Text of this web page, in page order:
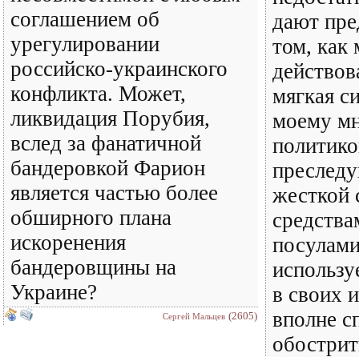
соглашением об
урегулировании
российско-украинского
конфликта. Может,
ликвидация Порубия,
вслед за фанатичной
бандеровкой Фарион
является частью более
обширного плана
искоренения
бандеровщины на
Украине?
Сергей Мальцев (2605)
дают
том, как
мягкая
моему
жесткой
в своих
вполне